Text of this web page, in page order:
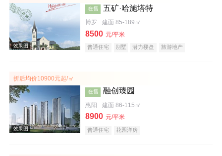
效果图
在售 五矿·哈施塔特
博罗 建面 85-189㎡
8500 元/平米
普通住宅 别墅 潜力楼盘
旅游地产
折后均价10900元起/㎡
在售 融创臻园
惠阳 建面 86-115㎡
8900 元/平米
普通住宅 花园洋房